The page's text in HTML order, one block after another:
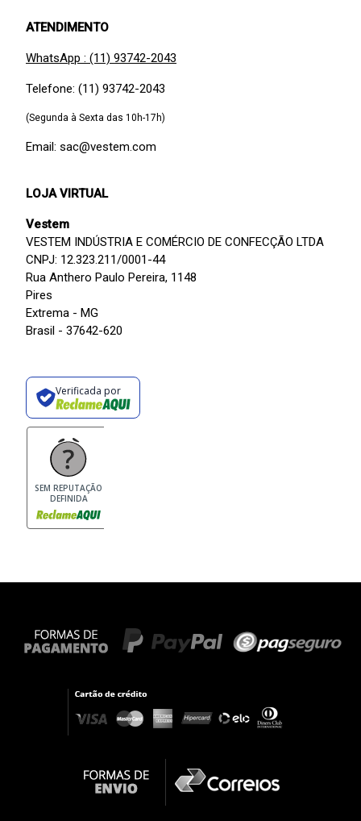
ATENDIMENTO
WhatsApp : (11) 93742-2043
Telefone: (11) 93742-2043
(Segunda à Sexta das 10h-17h)
Email: sac@vestem.com
LOJA VIRTUAL
Vestem
VESTEM INDÚSTRIA E COMÉRCIO DE CONFECÇÃO LTDA
CNPJ: 12.323.211/0001-44
Rua Anthero Paulo Pereira, 1148
Pires
Extrema - MG
Brasil - 37642-620
Verificada por
SEM REPUTAÇÃO
DEFINIDA